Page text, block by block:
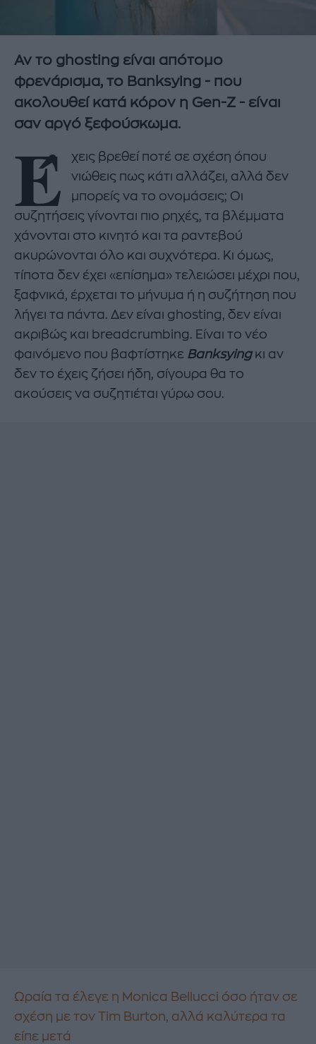
Αν το ghosting είναι απότομο
φρενάρισμα, το Banksying - που
ακολουθεί κατά κόρον η Gen-Z - είναι
σαν αργό ξεφούσκωμα.
Έ
χεις βρεθεί ποτέ σε σχέση όπου
νιώθεις πως κάτι αλλάζει, αλλά δεν
μπορείς να το ονομάσεις; Οι
συζητήσεις γίνονται πιο ρηχές, τα βλέμματα
χάνονται στο κινητό και τα ραντεβού
ακυρώνονται όλο και συχνότερα. Κι όμως,
τίποτα δεν έχει «επίσημα» τελειώσει μέχρι που,
ξαφνικά, έρχεται το μήνυμα ή η συζήτηση που
λήγει τα πάντα. Δεν είναι ghosting, δεν είναι
ακριβώς και breadcrumbing. Είναι το νέο
φαινόμενο που βαφτίστηκε Banksying κι αν
δεν το έχεις ζήσει ήδη, σίγουρα θα το
ακούσεις να συζητιέται γύρω σου.
Ωραία τα έλεγε η Monica Bellucci όσο ήταν σε
σχέση με τον Tim Burton, αλλά καλύτερα τα
είπε μετά